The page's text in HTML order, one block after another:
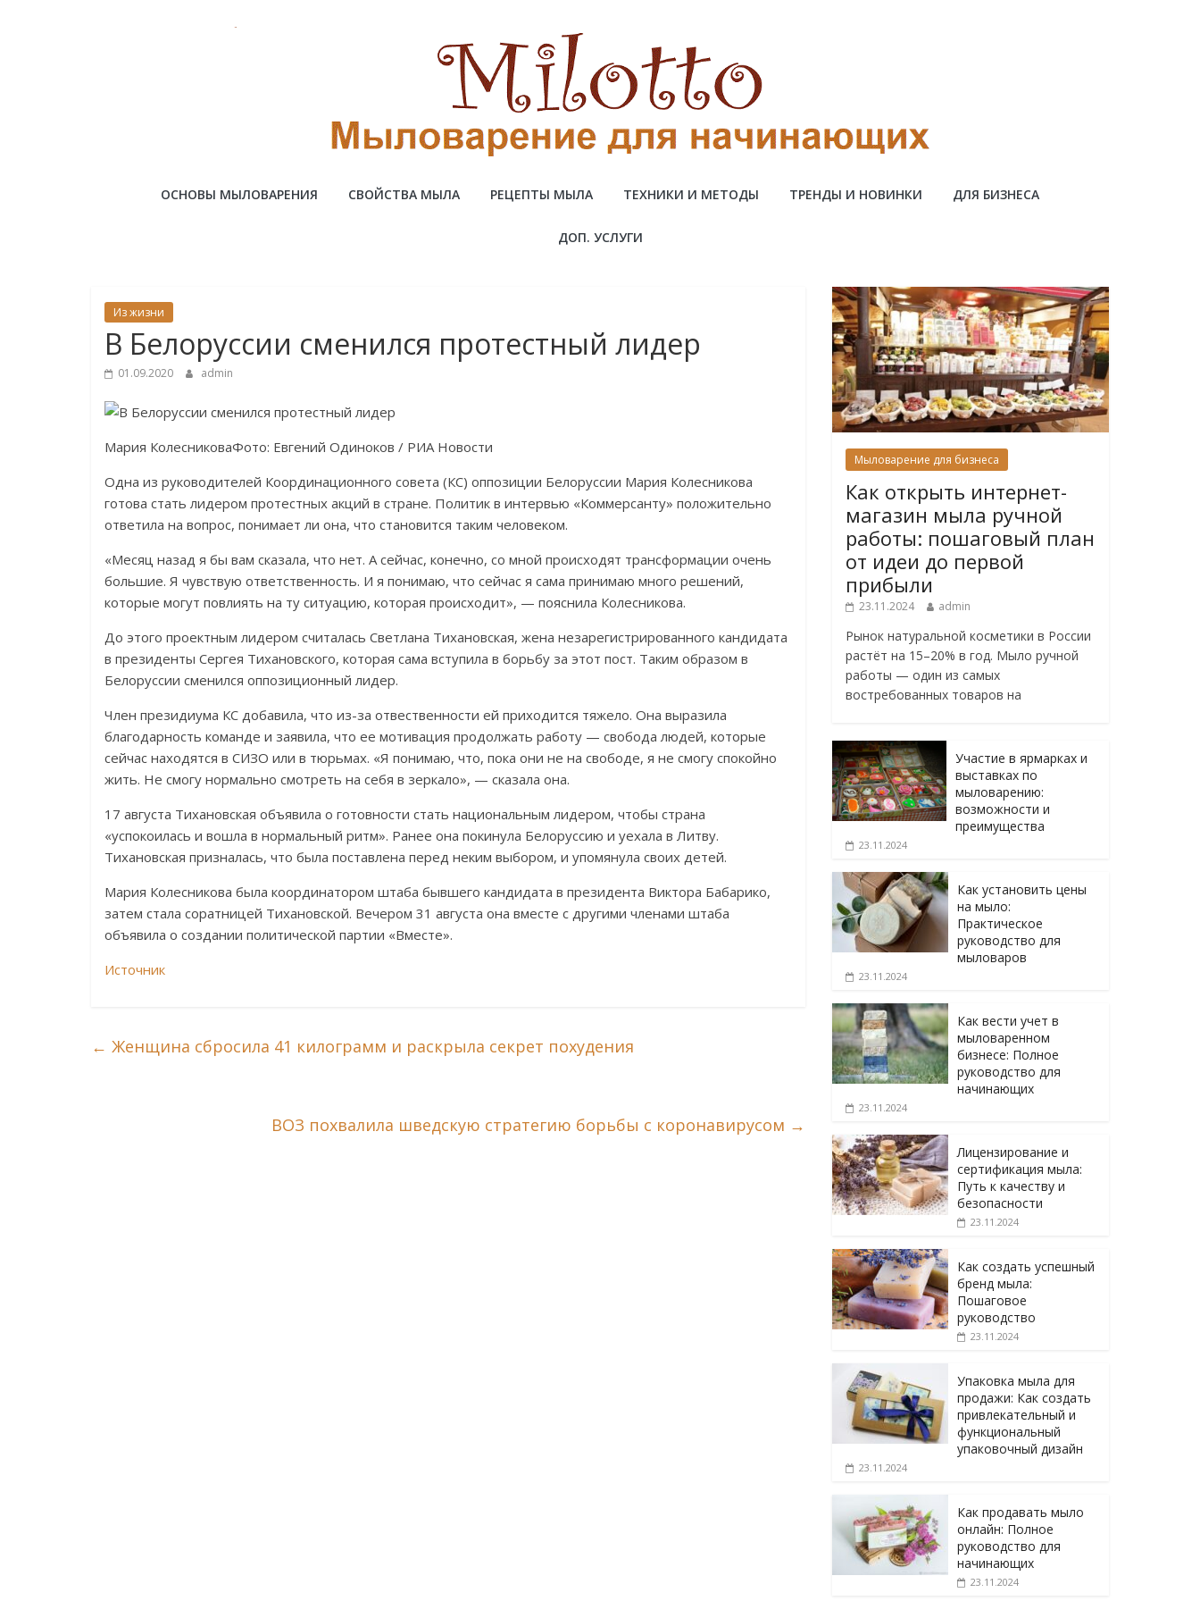
Милотто
ОСНОВЫ МЫЛОВАРЕНИЯ СВОЙСТВА МЫЛА РЕЦЕПТЫ МЫЛА ТЕХНИКИ И МЕТОДЫ ТРЕНДЫ И НОВИНКИ ДЛЯ БИЗНЕСА
ДОП. УСЛУГИ
Из жизни
В Белоруссии сменился протестный лидер
01.09.2020 admin
Мария КолесниковаФото: Евгений Одиноков / РИА Новости
Одна из руководителей Координационного совета (КС) оппозиции Белоруссии Мария Колесникова
готова стать лидером протестных акций в стране. Политик в интервью «Коммерсанту» положительно
ответила на вопрос, понимает ли она, что становится таким человеком.
«Месяц назад я бы вам сказала, что нет. А сейчас, конечно, со мной происходят трансформации очень
большие. Я чувствую ответственность. И я понимаю, что сейчас я сама принимаю много решений,
которые могут повлиять на ту ситуацию, которая происходит», — пояснила Колесникова.
До этого проектным лидером считалась Светлана Тихановская, жена незарегистрированного кандидата
в президенты Сергея Тихановского, которая сама вступила в борьбу за этот пост. Таким образом в
Белоруссии сменился оппозиционный лидер.
Член президиума КС добавила, что из-за отвественности ей приходится тяжело. Она выразила
благодарность команде и заявила, что ее мотивация продолжать работу — свобода людей, которые
сейчас находятся в СИЗО или в тюрьмах. «Я понимаю, что, пока они не на свободе, я не смогу спокойно
жить. Не смогу нормально смотреть на себя в зеркало», — сказала она.
17 августа Тихановская объявила о готовности стать национальным лидером, чтобы страна
«успокоилась и вошла в нормальный ритм». Ранее она покинула Белоруссию и уехала в Литву.
Тихановская призналась, что была поставлена перед неким выбором, и упомянула своих детей.
Мария Колесникова была координатором штаба бывшего кандидата в президента Виктора Бабарико,
затем стала соратницей Тихановской. Вечером 31 августа она вместе с другими членами штаба
объявила о создании политической партии «Вместе».
Источник
← Женщина сбросила 41 килограмм и раскрыла секрет похудения
ВОЗ похвалила шведскую стратегию борьбы с коронавирусом →
Мыловарение для бизнеса
Как открыть интернет-
магазин мыла ручной
работы: пошаговый план
от идеи до первой
прибыли
23.11.2024 admin
Рынок натуральной косметики в России
растёт на 15–20% в год. Мыло ручной
работы — один из самых
востребованных товаров на
Участие в ярмарках и
выставках по
мыловарению:
возможности и
преимущества
23.11.2024
Как установить цены
на мыло:
Практическое
руководство для
мыловаров
23.11.2024
Как вести учет в
мыловаренном
бизнесе: Полное
руководство для
начинающих
23.11.2024
Лицензирование и
сертификация мыла:
Путь к качеству и
безопасности
23.11.2024
Как создать успешный
бренд мыла:
Пошаговое
руководство
23.11.2024
Упаковка мыла для
продажи: Как создать
привлекательный и
функциональный
упаковочный дизайн
23.11.2024
Как продавать мыло
онлайн: Полное
руководство для
начинающих
23.11.2024